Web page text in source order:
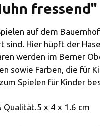
fressend"
auf dem
Hier hüpft der
werden im Berner
sowie Farben, die
Spielen für Kinder
Qualität.5 x 4 x 1.6 cm